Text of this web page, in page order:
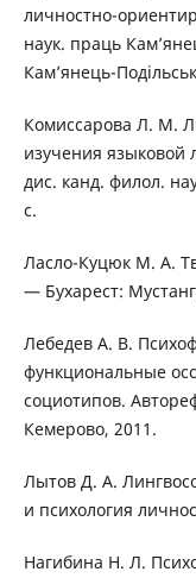
личностно-
наук. праць
Кам’янець-
Комиссарова Л. М.
изучения языковой
дис. канд. филол.
с.
Ласло-Куцюк М. А.
— Бухарест:
Лебедев А. В.
функциональные
социотипов.
Кемерово, 2011.
Лытов Д. А.
и психология
Нагибина Н. Л.